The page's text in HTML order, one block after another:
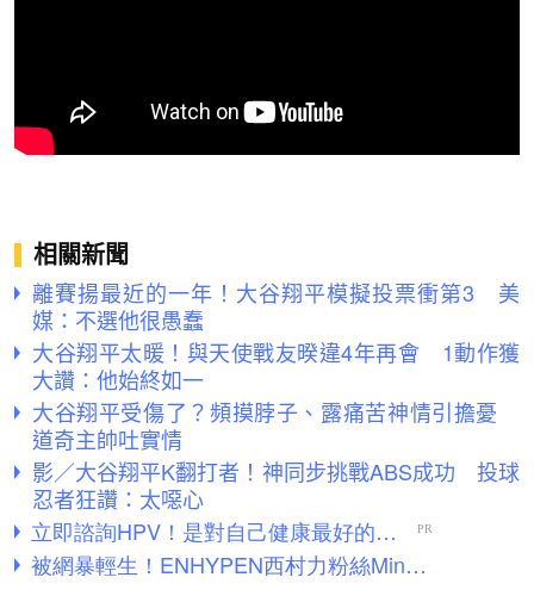
相關新聞
離賽揚最近的一年！大谷翔平模擬投票衝第3 美
媒：不選他很愚蠢
大谷翔平太暖！與天使戰友暌違4年再會 1動作獲
大讚：他始終如一
大谷翔平受傷了？頻摸脖子、露痛苦神情引擔憂
道奇主帥吐實情
影／大谷翔平K翻打者！神同步挑戰ABS成功 投球
忍者狂讚：太噁心